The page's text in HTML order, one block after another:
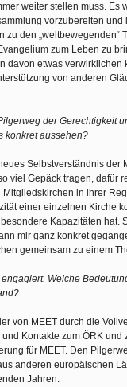
weiter stellen muss. Es
vorzubereiten
zu den „weltbewegenden“
zum Leben zu
davon etwas
von anderen
der Gerechtigkeit
konkret aussehen?
Selbstverständnis der
viel Gepäck tragen, dafür
in ihrer
einer einzelnen Kirche
Kapazitäten hat.
mir ganz konkret
gemeinsam zu einem
Welche
von MEET durch die
Kontakte zum ÖRK
für MEET. Den
anderen europäischen
Jahren.